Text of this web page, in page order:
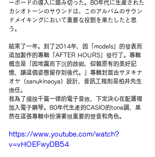
ーボードの導入に踏み切った。80年代に生産された
カシオトーンのサウンドは、このアルバムのサウン
ドメイキングにおいて重要な役割を果たしたと思
う。
結束了一年。到了2014年，因「models」的發表而
追加製作的專輯「AFTER HOURS」發行了。專輯
概念是「因地震而下沉的故鄉，仰賴原有的美好記
憶，讓這個姿態留存到後代。」專輯封面由サヌキナ
オヤ（sanukinaoya）設計，音訊工程則是柏井先生
擔任。
我為了擺脫千篇一律的電子音效，下定決心在配置裡
加入電子鋼琴。80年代生產的CASIO的tone調，果
然在這張專輯中扮演著很重要的聲音和角色。
https://www.youtube.com/watch?
v=vHOEFwyDB54